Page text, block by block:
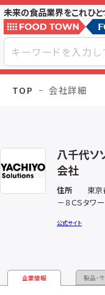
未来の食品業界をこれひと
TOP 会社詳細
八千代ソ
会社
住所
東京
－８ＣＳタワー
公式サイト
企業情報 製品・